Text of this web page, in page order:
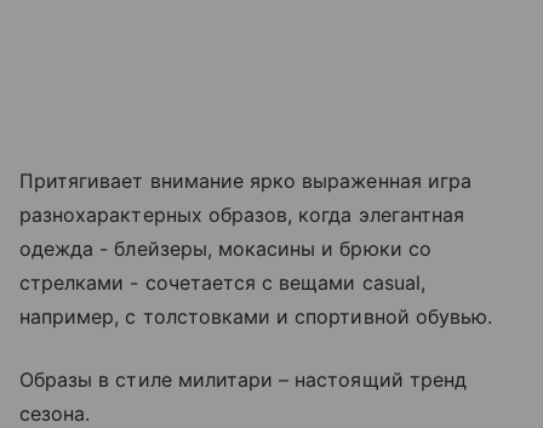
Притягивает внимание ярко выраженная игра
разнохарактерных образов, когда элегантная
одежда - блейзеры, мокасины и брюки со
стрелками - сочетается с вещами casual,
например, с толстовками и спортивной обувью.
Образы в стиле милитари – настоящий тренд
сезона.